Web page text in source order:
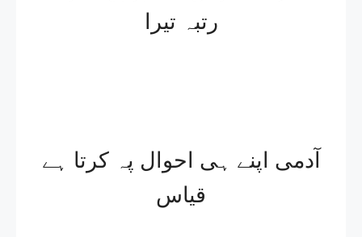
رتبہ تیرا
آدمی اپنے ہی احوال پہ کرتا ہے
قیاس